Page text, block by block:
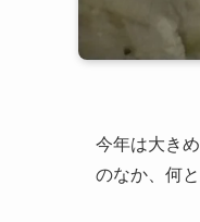
今年は大き
のなか、何